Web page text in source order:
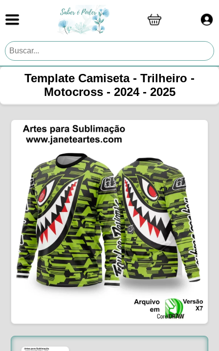
Template Camiseta - Trilheiro -
Motocross - 2024 - 2025